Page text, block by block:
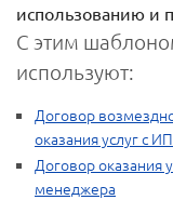
использованию и
С этим
используют:
Договор
оказания услуг с ИП
Договор оказания
менеджера